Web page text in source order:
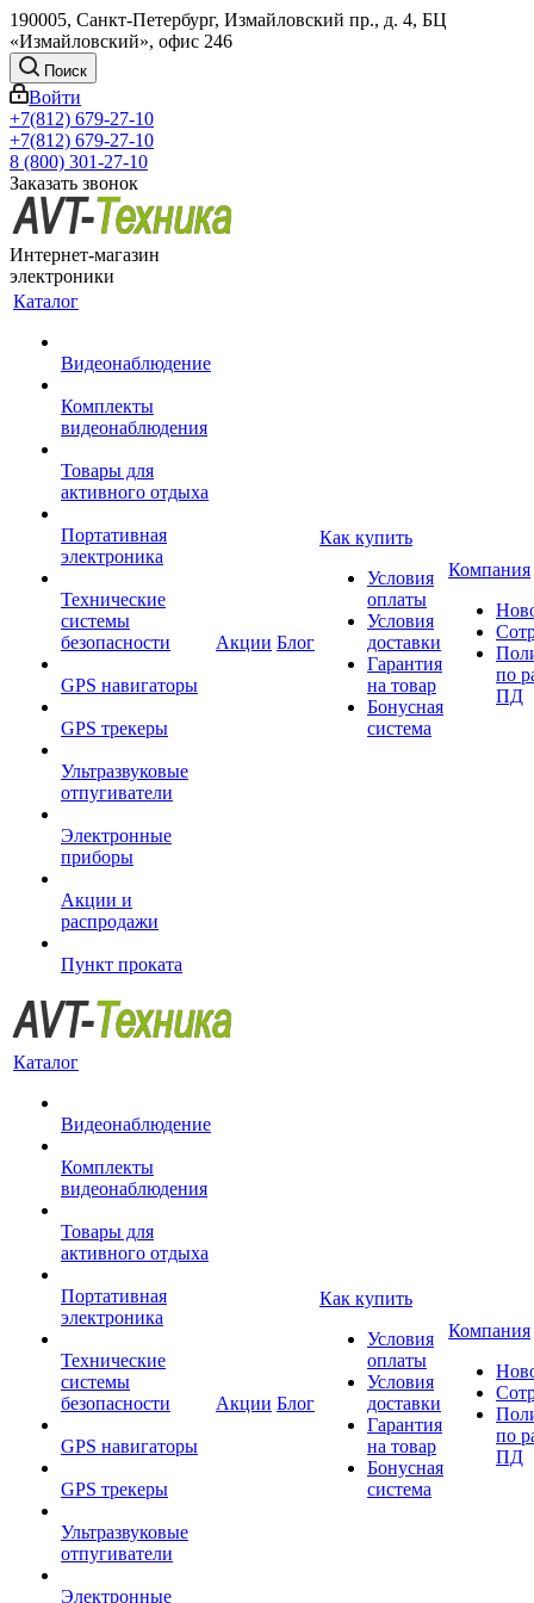
190005, Санкт-Петербург, Измайловский пр., д. 4, БЦ
«Измайловский», офис 246
Поиск
Войти
+7(812) 679-27-10
+7(812) 679-27-10
8 (800) 301-27-10
Заказать звонок
Интернет-магазин
электроники
Каталог
Видеонаблюдение
Комплекты
видеонаблюдения
Товары для
активного отдыха
Портативная
электроника
Технические
системы
безопасности
GPS навигаторы
GPS трекеры
Ультразвуковые
отпугиватели
Электронные
приборы
Акции и
распродажи
Пункт проката
Акции Блог
Как купить
Условия
оплаты
Условия
доставки
Гарантия
на товар
Бонусная
система
Компания
по
ПД
Каталог
Видеонаблюдение
Комплекты
видеонаблюдения
Товары для
активного отдыха
Портативная
электроника
Технические
системы
безопасности
GPS навигаторы
GPS трекеры
Ультразвуковые
отпугиватели
Электронные
Акции Блог
Как купить
Условия
оплаты
Условия
доставки
Гарантия
на товар
Бонусная
система
Компания
по
ПД